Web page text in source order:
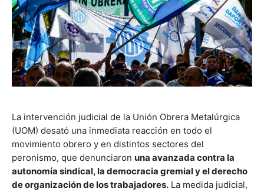
La intervención judicial de la Unión Obrera Metalúrgica
(UOM) desató una inmediata reacción en todo el
movimiento obrero y en distintos sectores del
peronismo, que denunciaron una avanzada contra la
autonomía sindical, la democracia gremial y el derecho
de organización de los trabajadores. La medida judicial,